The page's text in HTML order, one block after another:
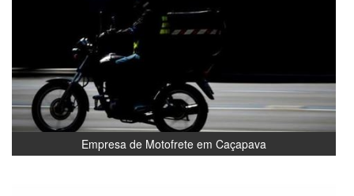
Empresa de Motofrete em Caçapava